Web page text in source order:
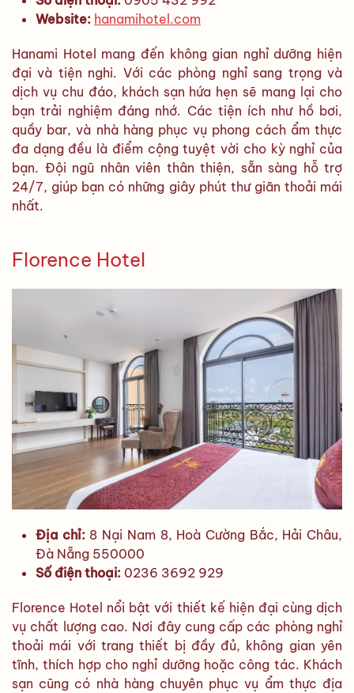
Website: hanamihotel.com
Hanami Hotel mang đến không gian nghỉ dưỡng hiện
đại và tiện nghi. Với các phòng nghỉ sang trọng và
dịch vụ chu đáo, khách sạn hứa hẹn sẽ mang lại cho
bạn trải nghiệm đáng nhớ. Các tiện ích như hồ bơi,
quầy bar, và nhà hàng phục vụ phong cách ẩm thực
đa dạng đều là điểm cộng tuyệt vời cho kỳ nghỉ của
bạn. Đội ngũ nhân viên thân thiện, sẵn sàng hỗ trợ
24/7, giúp bạn có những giây phút thư giãn thoải mái
nhất.
Florence Hotel
Địa chỉ:8 Nại Nam 8, Hoà Cường Bắc, Hải Châu,
Đà Nẵng 550000
Số điện thoại: 0236 3692 929
Florence Hotel nổi bật với thiết kế hiện đại cùng dịch
vụ chất lượng cao. Nơi đây cung cấp các phòng nghỉ
thoải mái với trang thiết bị đầy đủ, không gian yên
tĩnh, thích hợp cho nghỉ dưỡng hoặc công tác. Khách
sạn cũng có nhà hàng chuyên phục vụ ẩm thực địa